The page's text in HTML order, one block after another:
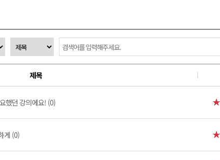
제목
했던 강의에요! (0)
게 (0)